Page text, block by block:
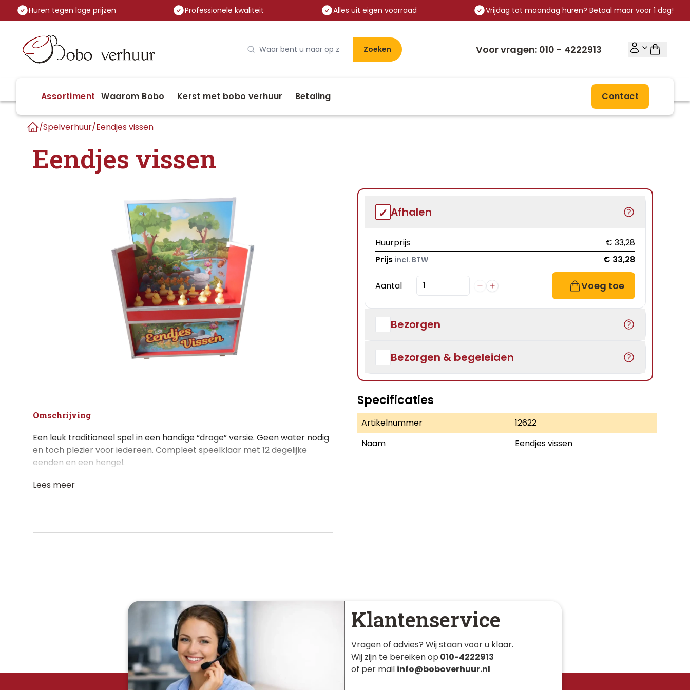
Huren tegen lage prijzen Professionele kwaliteit Alles uit eigen voorraad Vrijdag tot maandag huren? Betaal maar voor 1 dag!
Zoeken Voor vragen: 010 - 4222913
Assortiment Waarom Bobo Kerst met bobo verhuur Betaling Contact
/Spelverhuur/Eendjes vissen
Eendjes vissen
Omschrijving
Een leuk traditioneel spel in een handige “droge” versie. Geen water nodig
en toch plezier voor iedereen. Compleet speelklaar met 12 degelijke
eenden en een hengel.
Lees meer
Afhalen
Huurprijs
€ 33,28
Prijs incl. BTW € 33,28
Aantal Voeg toe
Bezorgen
Bezorgen & begeleiden
Specificaties
Artikelnummer
12622
Naam
Eendjes vissen
Klantenservice
Vragen of advies? Wij staan voor u klaar.
Wij zijn te bereiken op 010-4222913
of per mail info@boboverhuur.nl